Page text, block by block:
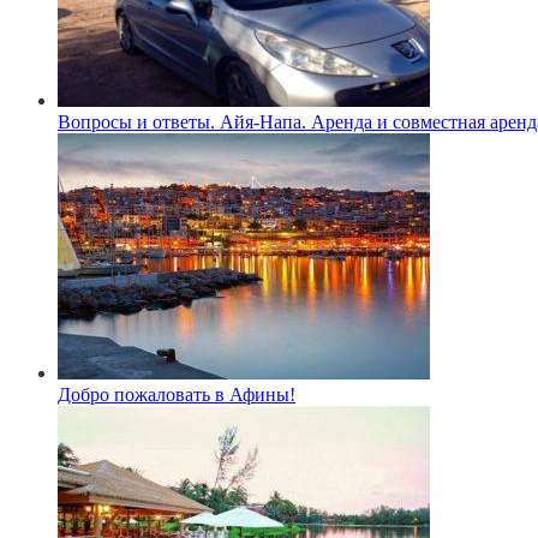
Вопросы и ответы. Айя-Напа. Аренда и совместная
Добро пожаловать в Афины!